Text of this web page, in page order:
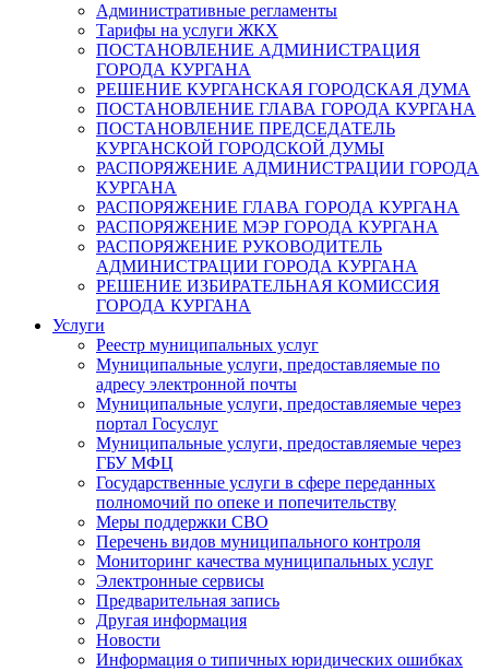
Административные регламенты
Тарифы на услуги ЖКХ
ПОСТАНОВЛЕНИЕ АДМИНИСТРАЦИЯ
ГОРОДА КУРГАНА
РЕШЕНИЕ КУРГАНСКАЯ ГОРОДСКАЯ ДУМА
ПОСТАНОВЛЕНИЕ ГЛАВА ГОРОДА КУРГАНА
ПОСТАНОВЛЕНИЕ ПРЕДСЕДАТЕЛЬ
КУРГАНСКОЙ ГОРОДСКОЙ ДУМЫ
РАСПОРЯЖЕНИЕ АДМИНИСТРАЦИИ ГОРОДА
КУРГАНА
РАСПОРЯЖЕНИЕ ГЛАВА ГОРОДА КУРГАНА
РАСПОРЯЖЕНИЕ МЭР ГОРОДА КУРГАНА
РАСПОРЯЖЕНИЕ РУКОВОДИТЕЛЬ
АДМИНИСТРАЦИИ ГОРОДА КУРГАНА
РЕШЕНИЕ ИЗБИРАТЕЛЬНАЯ КОМИССИЯ
ГОРОДА КУРГАНА
Услуги
Реестр муниципальных услуг
Муниципальные услуги, предоставляемые по
адресу электронной почты
Муниципальные услуги, предоставляемые через
портал Госуслуг
Муниципальные услуги, предоставляемые через
ГБУ МФЦ
Государственные услуги в сфере переданных
полномочий по опеке и попечительству
Меры поддержки СВО
Перечень видов муниципального контроля
Мониторинг качества муниципальных услуг
Электронные сервисы
Предварительная запись
Другая информация
Новости
Информация о типичных юридических ошибках